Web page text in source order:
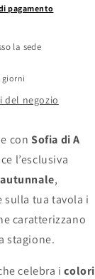
pagamento
la sede
giorni
del negozio
con Sofia di A
l’esclusiva
,
sulla tua tavola i
caratterizzano
stagione.
celebra icolori